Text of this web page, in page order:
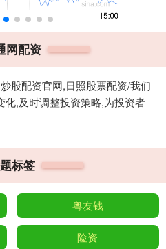
网配资
股配资官网,日照股票配资/我们
化,及时调整投资策略,为投资者
标签
粤友钱
险资